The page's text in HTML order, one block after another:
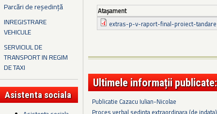
Parcări de reședință
INREGISTRARE
VEHICULE
SERVICIUL DE
TRANSPORT IN REGIM
DE TAXI
Asistenta sociala
Ataşament
extras-p-v-raport-final-proiect-
Ultimele informații publicate:
Publicatie Cazacu Iulian-Nicolae
Proces verbal sedinta extraordinara (de